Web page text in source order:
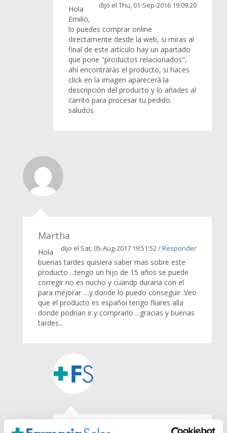
dijo el Thu, 01-Sep-2016 19:09:20
Hola
Emilio,
lo puedes comprar online
directamente desde la web, si miras al
final de este artículo hay un apartado
que pone "productos relacionados",
ahí encontrarás el producto, si haces
click en la imagen aparecerá la
descripción del producto y lo añades al
carrito para procesar tu pedido.
saludos
Martha
dijo el Sat, 05-Aug-2017 19:51:52/ Responder
Hola
buenas tardes quisiera saber mas sobre este
producto ...tengo un hijo de 15 años se puede
corregir no es nucho y cuandp duraria con el
para mejorar ....y donde lo puedo conseguir .Veo
que el producto es español tengo fliares alla
donde podrian ir y comprarlo ...gracias y buenas
tardes...